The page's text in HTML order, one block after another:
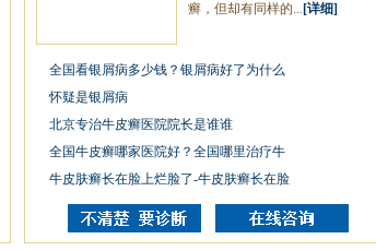
癣，但却有同样的... [详细]
全国看银屑病多少钱？银屑病好了为什么
怀疑是银屑病
北京专治牛皮癣医院院长是谁谁
全国牛皮癣哪家医院好？全国哪里治疗牛
牛皮肤癣长在脸上烂脸了-牛皮肤癣长在脸